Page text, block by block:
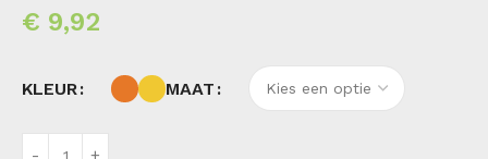
€ 9,92
KLEUR MAAT